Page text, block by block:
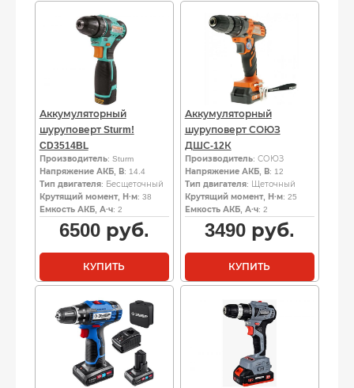
Аккумуляторный
шуруповерт Sturm!
CD3514BL
Производитель: Sturm
Напряжение АКБ, В: 14.4
Тип двигателя: Бесщеточный
Крутящий момент, Н·м: 38
Емкость АКБ, А·ч: 2
6500руб.
КУПИТЬ
Аккумуляторный
шуруповерт СОЮЗ
ДШС-12К
Производитель: СОЮЗ
Напряжение АКБ, В: 12
Тип двигателя: Щеточный
Крутящий момент, Н·м: 25
Емкость АКБ, А·ч: 2
3490руб.
КУПИТЬ